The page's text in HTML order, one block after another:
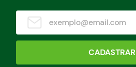
CADASTRAR